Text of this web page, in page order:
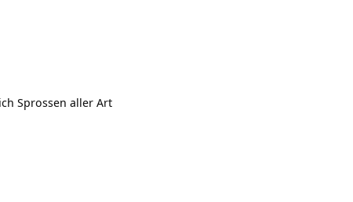
Sprossen aller Art